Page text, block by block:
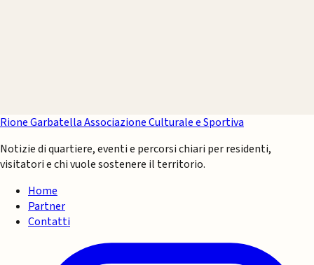
Rione GarbatellaAssociazione Culturale e Sportiva
Notizie di quartiere, eventi e percorsi chiari per residenti,
visitatori e chi vuole sostenere il territorio.
Home
Partner
Contatti